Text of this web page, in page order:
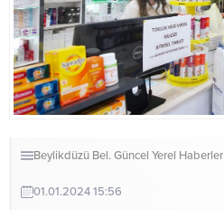
Beylikdüzü Bel. Güncel Yerel Haberler
01.01.2024 15:56